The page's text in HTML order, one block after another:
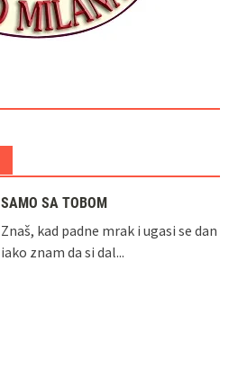
SAMO SA TOBOM
Znaš, kad padne mrak i ugasi se dan
iako znam da si dal...